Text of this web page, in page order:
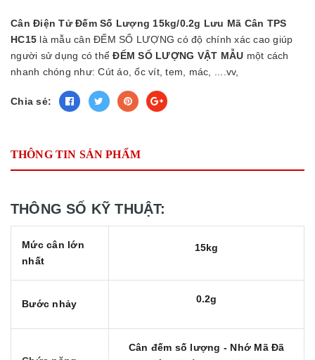
Cân Điện Tử Đếm Số Lượng 15kg/0.2g Lưu Mã Cân TPS
HC15 là mẫu cân ĐẾM SỐ LƯỢNG có độ chính xác cao giúp
người sử dụng có thểĐẾM SỐ LƯỢNG VẬT MẪU một cách
nhanh chóng như: Cút áo, ốc vít, tem, mác, ....vv,
Chia sẻ:
THÔNG TIN SẢN PHẨM
THÔNG SỐ KỸ THUẬT:
Mức cân lớn
nhất
15kg
Bước nhảy 0.2g
Cân đếm số lượng - Nhớ Mã Đã